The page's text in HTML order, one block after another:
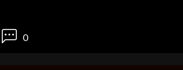
0